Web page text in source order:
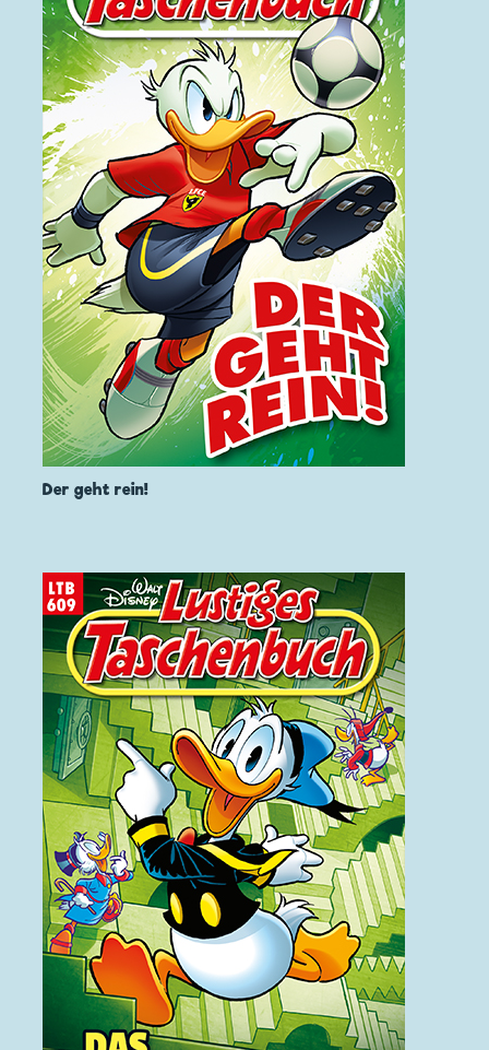
Der geht rein!